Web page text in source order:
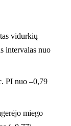
vidurkių
intervalas nuo
PI nuo –0,79
miego